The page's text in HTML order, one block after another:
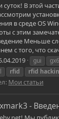
В этой
в среде OS
с этим
Меньше
с того, что
gui
rfid rfid
Мои статьи
-